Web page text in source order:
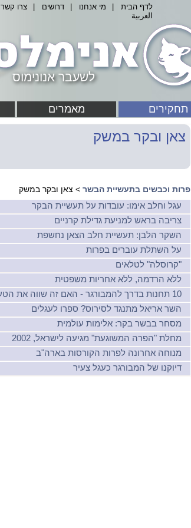
תחקירים מאמרים
לשעבר אנונימוס
לדף הבית מי אנחנו דרושים צרו קשר
العربية
צאן ובקר במשק
פרות וכבשים בתעשיית הבשר > צאן ובקר במשק
עגל וחלב אימו: עובדות על תעשיית הבקר
צריבה בראש למניעת גדילת קרניים
השקר הלבן: תעשיית חלב הצאן נחשפת
על השתלת עוברים בפרות
"קרוסלה" לטלאים
ללא הרדמה, ללא אחריות משפטית
10 תחנות בדרך להמבורגר - האם זה שווה את הטעם?
השר אריאל מתנגד לסירוס? ספרו לעגלים
מסחר בבשר בקר: אלימות עולמית
מחלת "הפרה המשוגעת" מגיעה לישראל, 2002
מנוחה אחרונה לפרות הקורסות בארה"ב
דיוקנו של המבורגר כעגל צעיר